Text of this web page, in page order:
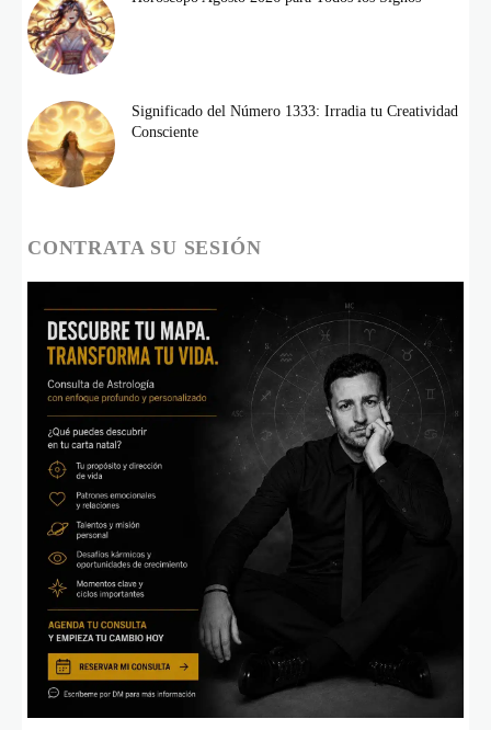
Significado del Número 1333: Irradia tu Creatividad
Consciente
CONTRATA SU SESIÓN